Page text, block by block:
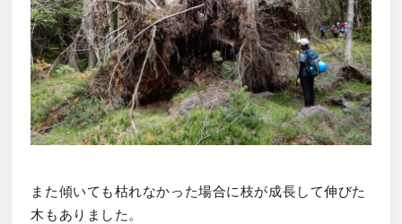
また傾いても枯れなかった場合に枝が成長して伸びた
木もありました。